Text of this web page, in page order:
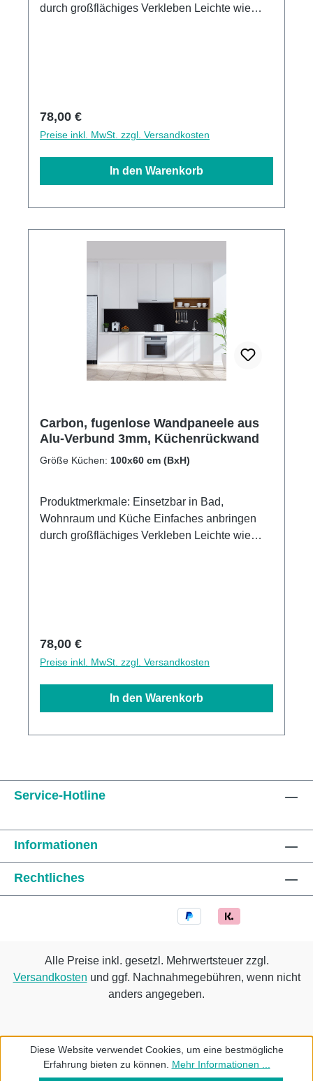
durch großflächiges Verkleben Leichte wie
Regulärer Preis:
78,00 €
Preise inkl. MwSt. zzgl. Versandkosten
In den Warenkorb
Carbon, fugenlose Wandpaneele aus
Alu-Verbund 3mm, Küchenrückwand
Größe Küchen: 100x60 cm (BxH)
Produktmerkmale: Einsetzbar in Bad,
Wohnraum und Küche Einfaches anbringen
durch großflächiges Verkleben Leichte wie
Regulärer Preis:
78,00 €
Preise inkl. MwSt. zzgl. Versandkosten
In den Warenkorb
Service-Hotline
Informationen
Rechtliches
Alle Preise inkl. gesetzl. Mehrwertsteuer zzgl.
Versandkosten und ggf. Nachnahmegebühren, wenn nicht
anders angegeben.
Diese Website verwendet Cookies, um eine bestmögliche
Erfahrung bieten zu können. Mehr Informationen ...